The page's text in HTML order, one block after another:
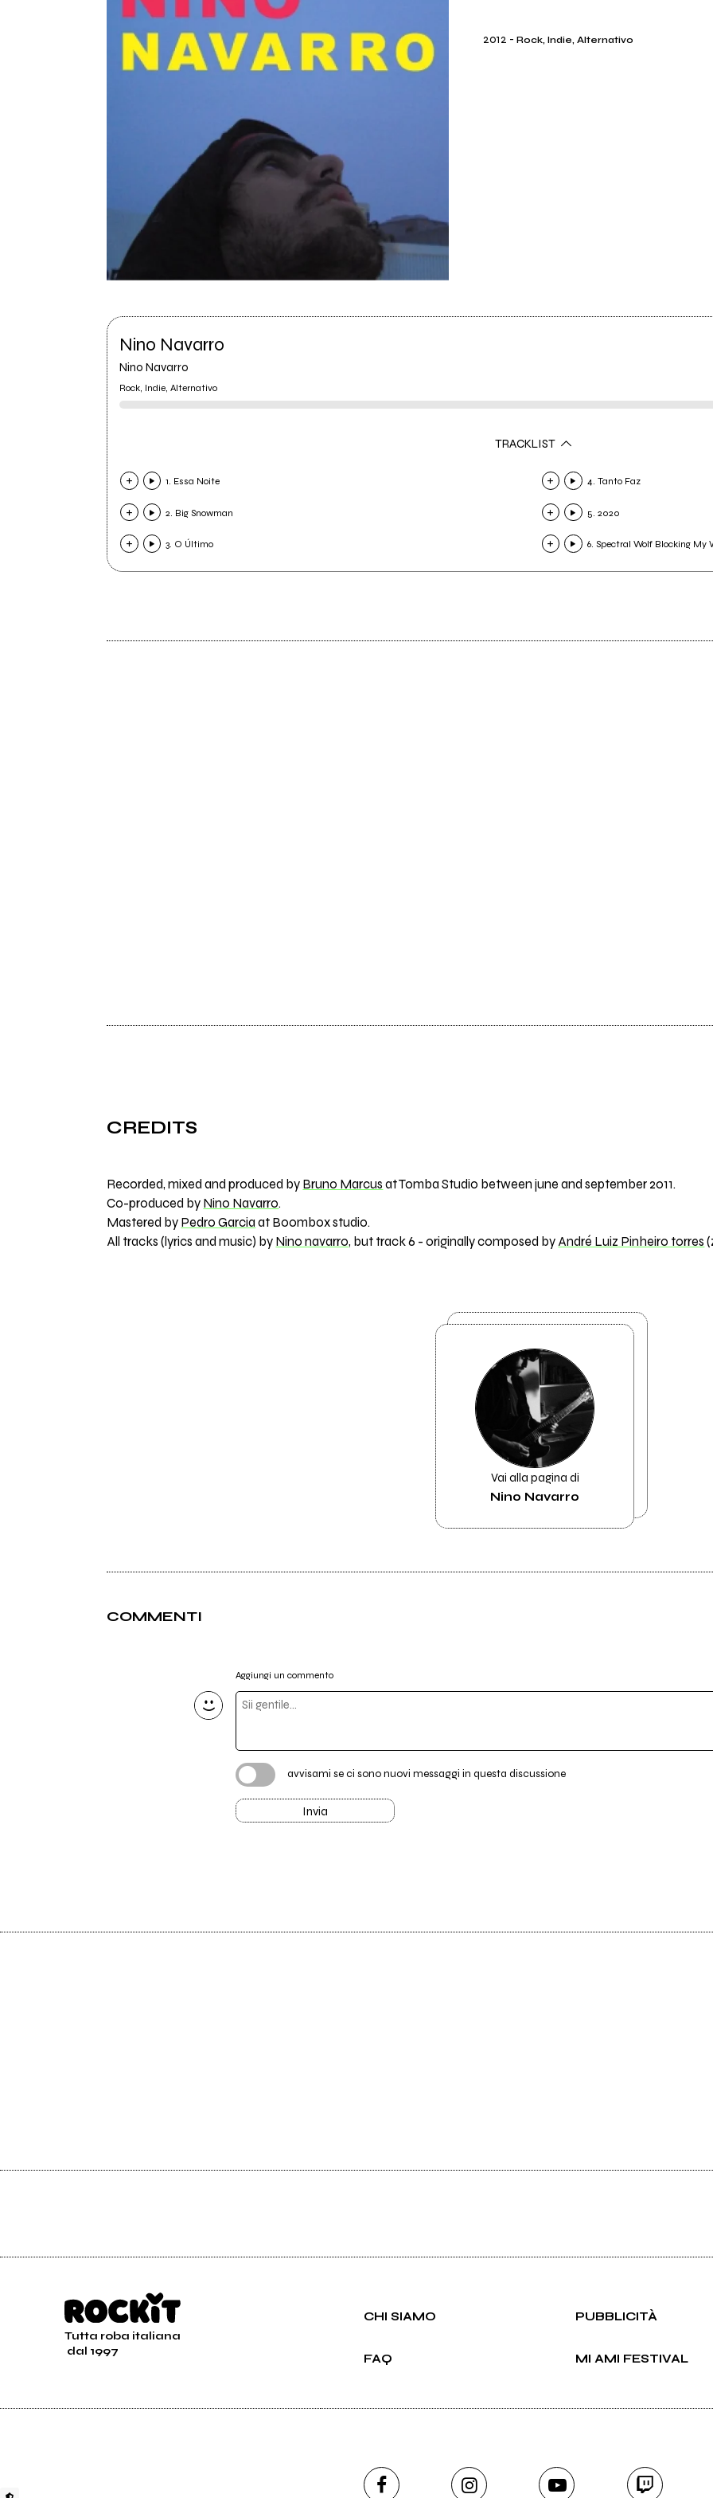
2012 -Rock, Indie, Alternativo
Nino Navarro
Nino Navarro
Rock, Indie, Alternativo
TRACKLIST
1. Essa Noite
2. Big Snowman
3. O Último
4. Tanto Faz
5. 2020
6. Spectral Wolf Blocking My
CREDITS
Recorded, mixed and produced by Bruno Marcus at Tomba Studio between june and september 2011.
Co-produced by Nino Navarro.
Mastered by Pedro Garcia at Boombox studio.
All tracks (lyrics and music) by Nino navarro, but track 6 - originally composed by André Luiz Pinheiro torres
Vai alla pagina di
Nino Navarro
COMMENTI
Aggiungi un commento
avvisami se ci sono nuovi messaggi in questa discussione
Invia
Tutta roba italiana
dal 1997
CHI SIAMO PUBBLICITÀ
FAQ MI AMI FESTIVAL